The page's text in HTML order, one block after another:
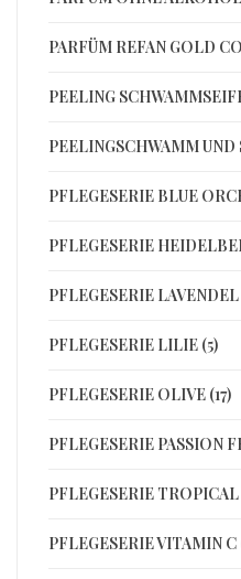
PARFÜM REFAN GOLD
PEELING
PEELINGSCHWAMM UND
PFLEGESERIE BLUE
PFLEGESERIE
PFLEGESERIE LAVENDEL
PFLEGESERIE LILIE (5)
PFLEGESERIE OLIVE (17)
PFLEGESERIE PASSION
PFLEGESERIE
PFLEGESERIE VITAMIN C